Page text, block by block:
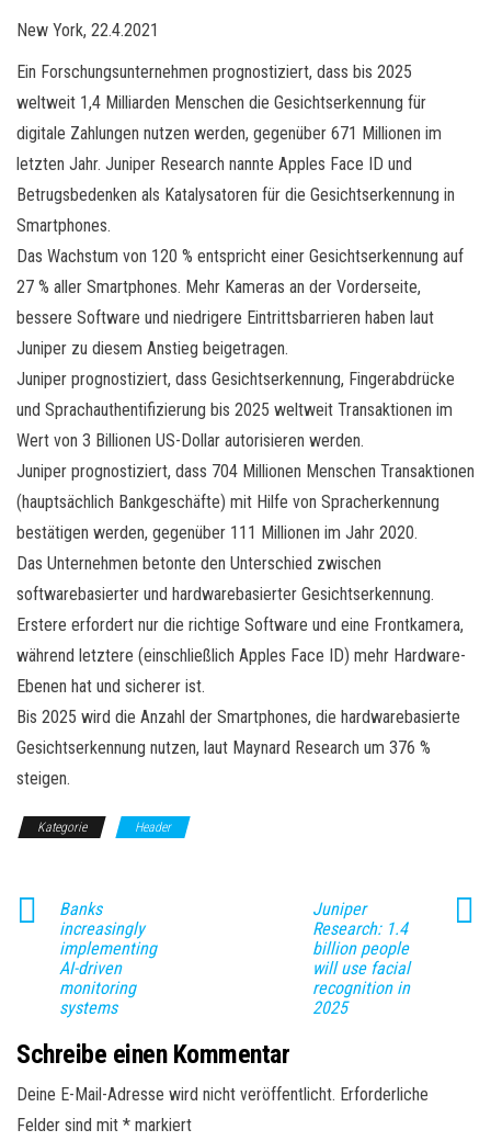
New York, 22.4.2021
Ein Forschungsunternehmen prognostiziert, dass bis 2025
weltweit 1,4 Milliarden Menschen die Gesichtserkennung für
digitale Zahlungen nutzen werden, gegenüber 671 Millionen im
letzten Jahr. Juniper Research nannte Apples Face ID und
Betrugsbedenken als Katalysatoren für die Gesichtserkennung in
Smartphones.
Das Wachstum von 120 % entspricht einer Gesichtserkennung auf
27 % aller Smartphones. Mehr Kameras an der Vorderseite,
bessere Software und niedrigere Eintrittsbarrieren haben laut
Juniper zu diesem Anstieg beigetragen.
Juniper prognostiziert, dass Gesichtserkennung, Fingerabdrücke
und Sprachauthentifizierung bis 2025 weltweit Transaktionen im
Wert von 3 Billionen US-Dollar autorisieren werden.
Juniper prognostiziert, dass 704 Millionen Menschen Transaktionen
(hauptsächlich Bankgeschäfte) mit Hilfe von Spracherkennung
bestätigen werden, gegenüber 111 Millionen im Jahr 2020.
Das Unternehmen betonte den Unterschied zwischen
softwarebasierter und hardwarebasierter Gesichtserkennung.
Erstere erfordert nur die richtige Software und eine Frontkamera,
während letztere (einschließlich Apples Face ID) mehr Hardware-
Ebenen hat und sicherer ist.
Bis 2025 wird die Anzahl der Smartphones, die hardwarebasierte
Gesichtserkennung nutzen, laut Maynard Research um 376 %
steigen.
Kategorie Header
Banks
increasingly
implementing
AI-driven
monitoring
systems
Juniper
Research: 1.4
billion people
will use facial
recognition in
2025
Schreibe einen Kommentar
Deine E-Mail-Adresse wird nicht veröffentlicht. Erforderliche
Felder sind mit * markiert